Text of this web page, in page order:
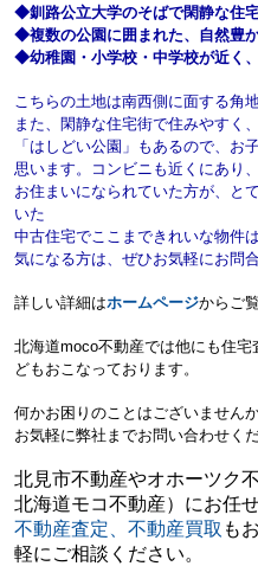
◆釧路公立大学のそばで閑静な住
◆複数の公園に囲まれた、自然豊
◆幼稚園・小学校・中学校が近く
こちらの土地は南西側に面する角地
また、閑静な住宅街で住みやすく
「はしどい公園」 もあるので、お
思います。
コンビニも近くにあり
お住まいになられていた方が、と
いた
中古住宅でここまできれいな物件
気になる方は、ぜひお気軽にお問
詳しい詳細はホームページからご
北海道moco不動産では他にも住
どもおこなっております。
何かお困りのことはございません
お気軽に弊社までお問い合わせく
北見市不動産やオホーツク
北海道モコ不動産）にお任
不動産査定、不動産買取 も
軽にご相談ください。